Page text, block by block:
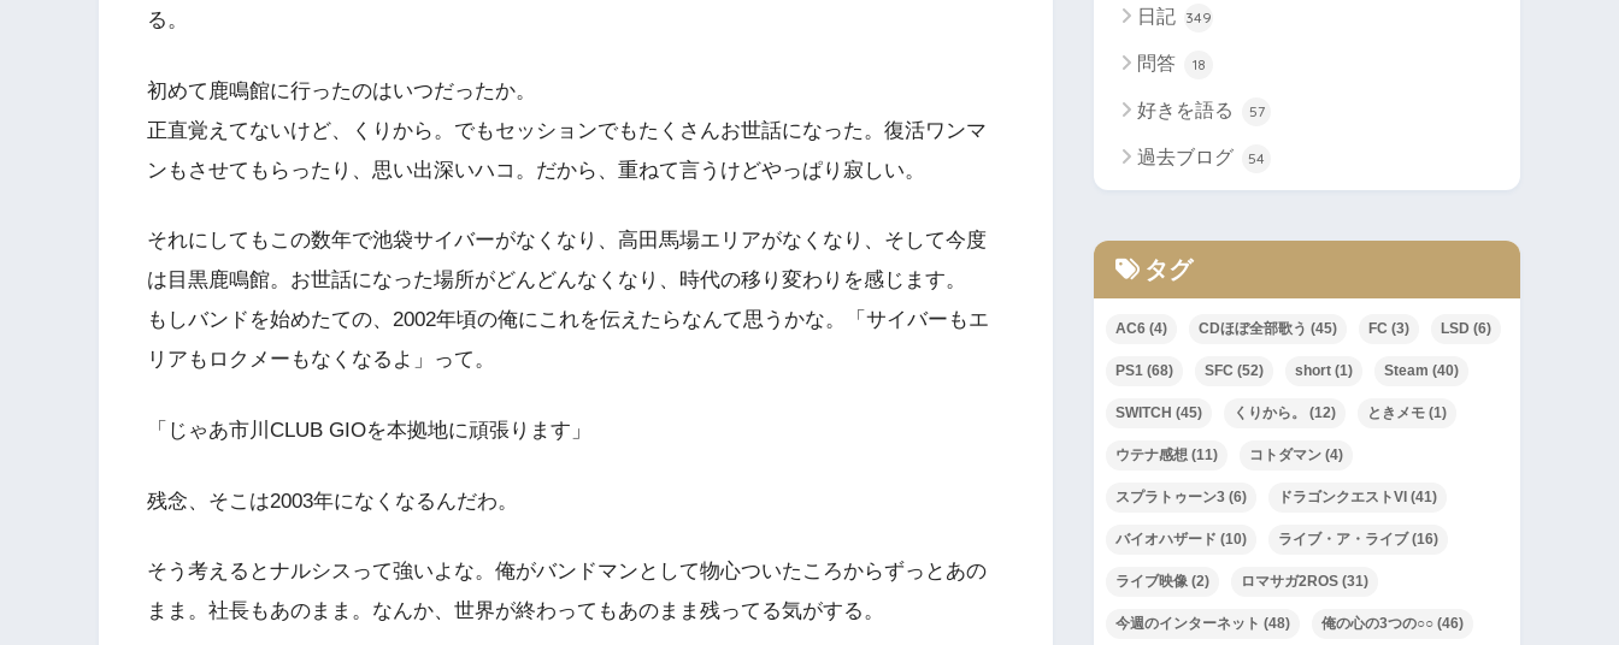
る。
初めて鹿鳴館に行ったのはいつだったか。
正直覚えてないけど、くりから。でもセッションでもたくさんお世話になった。復活ワンマ
ンもさせてもらったり、思い出深いハコ。だから、重ねて言うけどやっぱり寂しい。
それにしてもこの数年で池袋サイバーがなくなり、高田馬場エリアがなくなり、そして今度
は目黒鹿鳴館。お世話になった場所がどんどんなくなり、時代の移り変わりを感じます。
もしバンドを始めたての、2002年頃の俺にこれを伝えたらなんて思うかな。「サイバーもエ
リアもロクメーもなくなるよ」って。
「じゃあ市川CLUB GIOを本拠地に頑張ります」
残念、そこは2003年になくなるんだわ。
そう考えるとナルシスって強いよな。俺がバンドマンとして物心ついたころからずっとあの
まま。社長もあのまま。なんか、世界が終わってもあのまま残ってる気がする。
日記 349
問答 18
好きを語る 57
過去ブログ 54
タグ
AC6 (4) CDほぼ全部歌う (45) FC (3) LSD (6)
PS1 (68) SFC (52) short (1) Steam (40)
SWITCH (45) くりから。 (12) ときメモ (1)
ウテナ感想 (11) コトダマン (4)
スプラトゥーン3 (6) ドラゴンクエストVI (41)
バイオハザード (10) ライブ・ア・ライブ(16)
ライブ映像 (2) ロマサガ2ROS (31)
今週のインターネット (48) 俺の心の3つの○○ (46)